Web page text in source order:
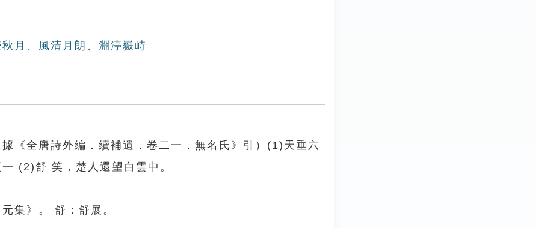
月 、 風清月朗 、 淵渟嶽峙
《全唐詩外編．續補遺．卷二一．無名氏》引）(1)天垂六
(2)舒 笑，楚人還望白雲中。
集》。 舒：舒展。